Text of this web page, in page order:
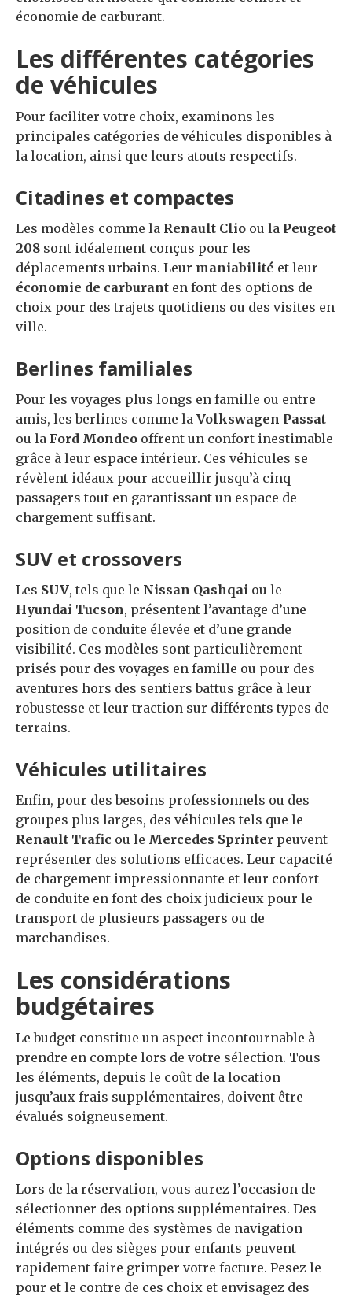
économie de carburant.
Les différentes catégories
de véhicules
Pour faciliter votre choix, examinons les
principales catégories de véhicules disponibles à
la location, ainsi que leurs atouts respectifs.
Citadines et compactes
Les modèles comme la Renault Clio ou la Peugeot
208 sont idéalement conçus pour les
déplacements urbains. Leur maniabilité et leur
économie de carburant en font des options de
choix pour des trajets quotidiens ou des visites en
ville.
Berlines familiales
Pour les voyages plus longs en famille ou entre
amis, les berlines comme la Volkswagen Passat
ou la Ford Mondeo offrent un confort inestimable
grâce à leur espace intérieur. Ces véhicules se
révèlent idéaux pour accueillir jusqu’à cinq
passagers tout en garantissant un espace de
chargement suffisant.
SUV et crossovers
Les SUV, tels que le Nissan Qashqai ou le
Hyundai Tucson, présentent l’avantage d’une
position de conduite élevée et d’une grande
visibilité. Ces modèles sont particulièrement
prisés pour des voyages en famille ou pour des
aventures hors des sentiers battus grâce à leur
robustesse et leur traction sur différents types de
terrains.
Véhicules utilitaires
Enfin, pour des besoins professionnels ou des
groupes plus larges, des véhicules tels que le
Renault Trafic ou le Mercedes Sprinter peuvent
représenter des solutions efficaces. Leur capacité
de chargement impressionnante et leur confort
de conduite en font des choix judicieux pour le
transport de plusieurs passagers ou de
marchandises.
Les considérations
budgétaires
Le budget constitue un aspect incontournable à
prendre en compte lors de votre sélection. Tous
les éléments, depuis le coût de la location
jusqu’aux frais supplémentaires, doivent être
évalués soigneusement.
Options disponibles
Lors de la réservation, vous aurez l’occasion de
sélectionner des options supplémentaires. Des
éléments comme des systèmes de navigation
intégrés ou des sièges pour enfants peuvent
rapidement faire grimper votre facture. Pesez le
pour et le contre de ces choix et envisagez des